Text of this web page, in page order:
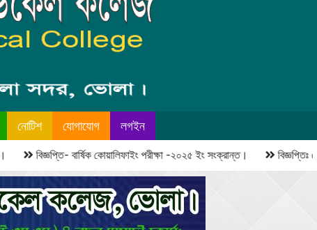
নোটিশ যোগাযোগ লগইন
বিজ্ঞপ্তি- বার্ষিক কোয়ালিফাইং পরীক্ষা -২০২৫ ইং সংক্রান্ত। বিজ্ঞপ্তিঃ ৫